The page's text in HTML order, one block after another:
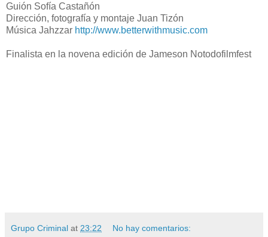
Guión Sofía Castañón
Dirección, fotografía y montaje Juan Tizón
Música Jahzzar http://www.betterwithmusic.com
Finalista en la novena edición de Jameson Notodofilmfest
Grupo Criminal at 23:22 No hay comentarios: